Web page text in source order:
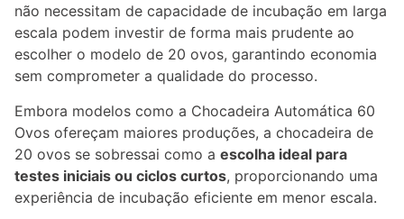
não necessitam de capacidade de incubação em larga
escala podem investir de forma mais prudente ao
escolher o modelo de 20 ovos, garantindo economia
sem comprometer a qualidade do processo.
Embora modelos como a Chocadeira Automática 60
Ovos ofereçam maiores produções, a chocadeira de
20 ovos se sobressai como a escolha ideal para
testes iniciais ou ciclos curtos, proporcionando uma
experiência de incubação eficiente em menor escala.